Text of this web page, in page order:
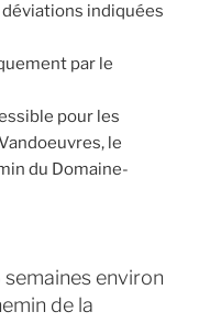
indiquées
par le
pour les
le
du Domaine-
environ
de la